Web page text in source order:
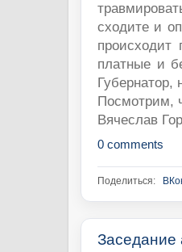
сходите и
платные и
Губернатор,
Посмотрим,
Вячеслав
0 comments
Поделиться: